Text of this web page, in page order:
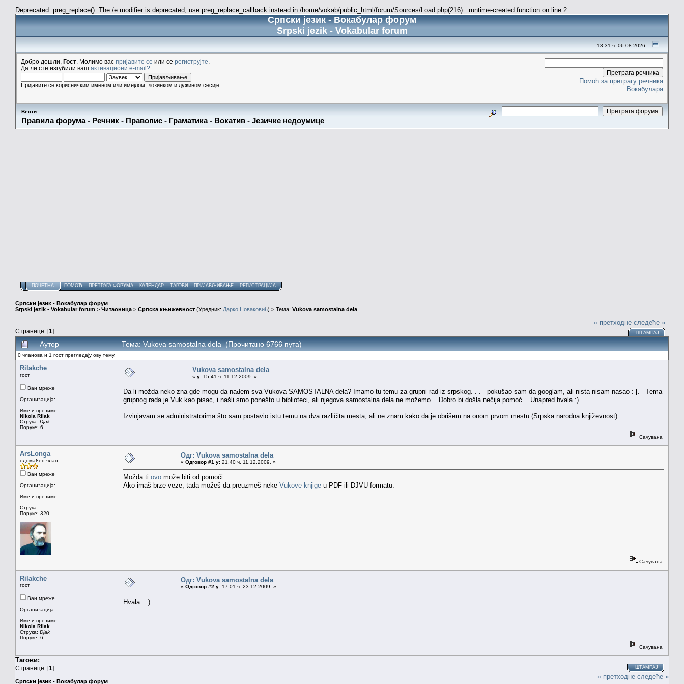
Deprecated: preg_replace(): The /e modifier is deprecated, use preg_replace_callback instead in /home/vokab/public_html/forum/Sources/Load.php(216) : runtime-created function on line 2
Српски језик - Вокабулар форум
Srpski jezik - Vokabular forum
13.31 ч. 06.08.2026.
Добро дошли, Гост . Молимо вас пријавите се или се региструјте
Да ли сте изгубили ваш активациони e-mail?
Пријавите се корисничким именом или имејлом, лозинком и дужином сесије
Помоћ за претрагу речника
Вокабулара
Вести:
Правила форума- Речник - Правопис - Граматика- Вокатив - Језичке недоумице
ПОЧЕТНА ПОМОЋ ПРЕТРАГА ФОРУМА КАЛЕНДАР ТАГОВИ ПРИЈАВЉИВАЊЕ РЕГИСТРАЦИЈА
Српски језик - Вокабулар форум
Srpski jezik - Vokabular forum > Читаоница > Српска књижевност (Уредник: Дарко Новаковић) > Тема: Vukova samostalna dela
Странице: [1]
« претходне следеће »
ШТАМПАЈ
Аутор Тема: Vukova samostalna dela (Прочитано 6766 пута)
0 чланова и 1 гост прегледају ову тему.
Rilakche
гост
Ван мреже
Организација:
Име и презиме:
Nikola Rilak
Струка: Djak
Поруке: 6
Vukova samostalna dela
« у: 15.41 ч. 11.12.2009. »
Da li možda neko zna gde mogu da nađem sva Vukova SAMOSTALNA dela? Imamo tu temu za grupni rad iz srpskog. . . pokušao sam da googlam, ali nista nisam nasao :-[. Tema
grupnog rada je Vuk kao pisac, i našli smo ponešto u biblioteci, ali njegova samostalna dela ne možemo. Dobro bi došla nečija pomoć. Unapred hvala :)
Izvinjavam se administratorima što sam postavio istu temu na dva različita mesta, ali ne znam kako da je obrišem na onom prvom mestu (Srpska narodna književnost)
Сачувана
ArsLonga
одомаћен члан
Ван мреже
Организација:
Име и презиме:
Струка:
Поруке: 320
Одг: Vukova samostalna dela
« Одговор #1 у: 21.40 ч. 11.12.2009. »
Možda ti ovo može biti od pomoći.
Ako imaš brze veze, tada možeš da preuzmeš neke Vukove knjige u PDF ili DJVU formatu.
Сачувана
Rilakche
гост
Ван мреже
Организација:
Име и презиме:
Nikola Rilak
Струка: Djak
Поруке: 6
Одг: Vukova samostalna dela
« Одговор #2 у: 17.01 ч. 23.12.2009. »
Hvala. :)
Сачувана
Тагови:
Странице: [1] ШТАМПАЈ
Српски језик - Вокабулар форум
« претходне следеће »